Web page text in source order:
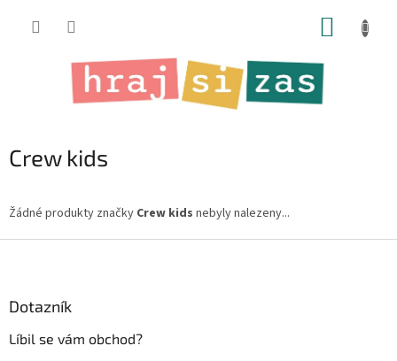
Crew kids
Žádné produkty značky Crew kids nebyly nalezeny...
Dotazník
Líbil se vám obchod?